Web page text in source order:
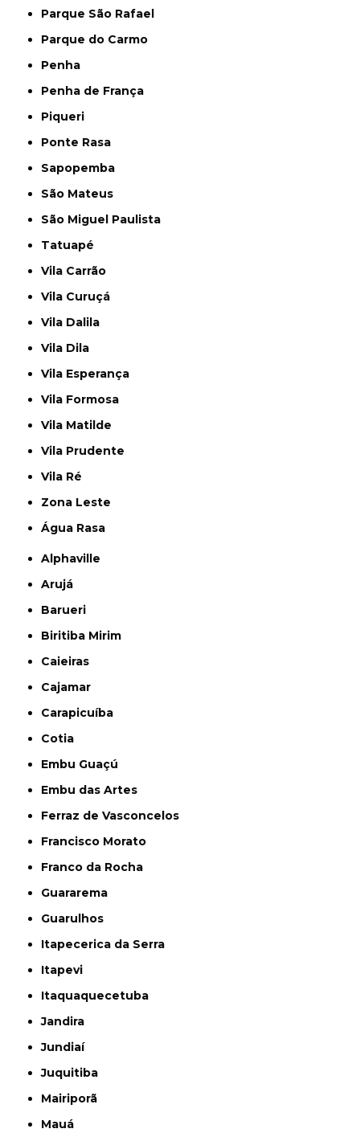
Parque São Rafael
Parque do Carmo
Penha
Penha de França
Piqueri
Ponte Rasa
Sapopemba
São Mateus
São Miguel Paulista
Tatuapé
Vila Carrão
Vila Curuçá
Vila Dalila
Vila Dila
Vila Esperança
Vila Formosa
Vila Matilde
Vila Prudente
Vila Ré
Zona Leste
Água Rasa
Alphaville
Arujá
Barueri
Biritiba Mirim
Caieiras
Cajamar
Carapicuíba
Cotia
Embu Guaçú
Embu das Artes
Ferraz de Vasconcelos
Francisco Morato
Franco da Rocha
Guararema
Guarulhos
Itapecerica da Serra
Itapevi
Itaquaquecetuba
Jandira
Jundiaí
Juquitiba
Mairiporã
Mauá